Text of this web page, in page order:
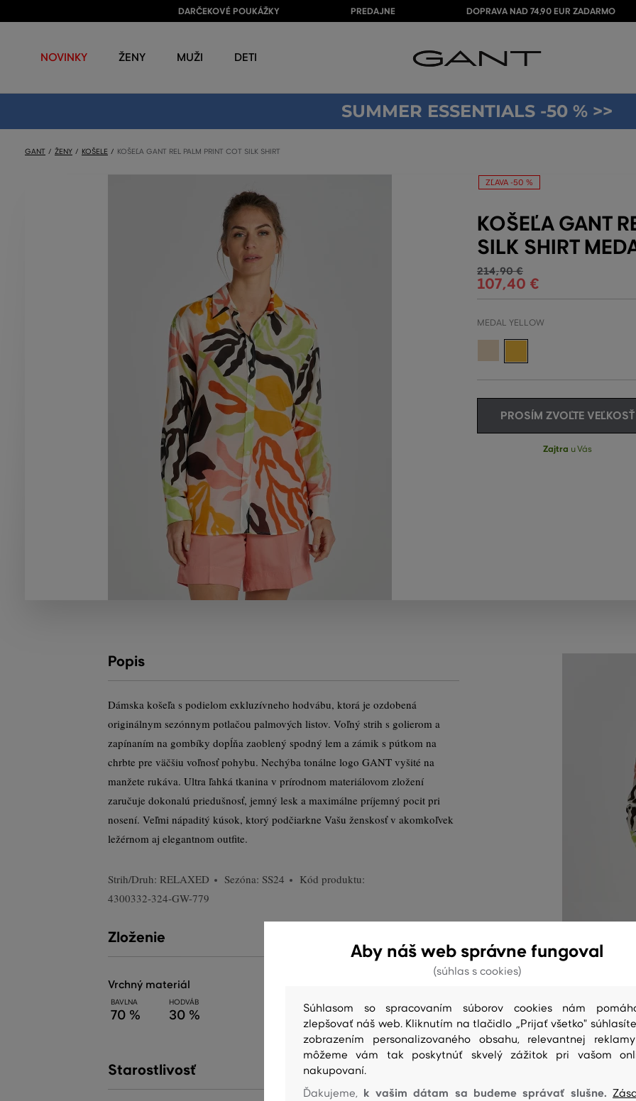
DARČEKOVÉ POUKÁŽKY PREDAJNE DOPRAVA NAD 74,90 EUR ZADARMO
NOVINKY ŽENY MUŽI DETI
SUMMER ESSENTIALS -50 % >>
GANT ŽENY KOŠELE KOŠEĽA GANT REL PALM PRINT COT SILK SHIRT
ZĽAVA -50 %
KOŠEĽA GANT
SILK SHIRT
214,90 €
107,40 €
MEDAL YELLOW
PROSÍM ZVOĽTE VEĽKOSŤ
Zajtra u Vás
Popis
Dámska košeľa s podielom exkluzívneho hodvábu, ktorá je ozdobená
originálnym sezónnym potlačou palmových listov. Voľný strih s golierom a
zapínaním na gombíky dopĺňa zaoblený spodný lem a zámik s pútkom na
chrbte pre väčšiu voľnosť pohybu. Nechýba tonálne logo GANT vyšité na
manžete rukáva. Ultra ľahká tkanina v prírodnom materiálovom zložení
zaručuje dokonalú priedušnosť, jemný lesk a maximálne príjemný pocit pri
nosení. Veľmi nápaditý kúsok, ktorý podčiarkne Vašu ženskosť v akomkoľvek
ležérnom aj elegantnom outfite.
Strih/Druh: RELAXED Sezóna: SS24
Kód produktu:
4300332-324-GW-779
Zloženie
vrchný materiál
BAVLNA
70 %
HODVÁB
30 %
Starostlivosť
Aby náš web správne fungoval
(súhlas s cookies)
Súhlasom so spracovaním súborov cookies nám
zlepšovať náš web. Kliknutím na tlačidlo „Prijať všetko"
zobrazením personalizovaného obsahu, relevantnej
môžeme vám tak poskytnúť skvelý zážitok pri vašom
nakupovaní.
Ďakujeme, k vašim dátam sa budeme správať slušne.